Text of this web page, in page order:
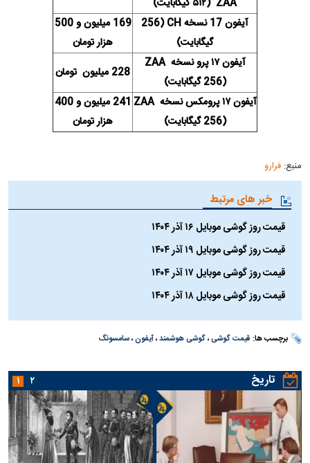
آیفون 17 نسخه CH (256
گیگابایت)
169 میلیون و 500
هزار تومان
آیفون ۱۷ پرو نسخه ZAA
(256 گیگابایت)
228 میلیون تومان
آیفون ۱۷ پرومکس نسخه ZAA
(256 گیگابایت)
241 میلیون و 400
هزار تومان
منبع:فرارو
خبر های مرتبط
قیمت روز گوشی موبایل ۱۶ آذر ۱۴۰۴
قیمت روز گوشی موبایل ۱۹ آذر ۱۴۰۴
قیمت روز گوشی موبایل ۱۷ آذر ۱۴۰۴
قیمت روز گوشی موبایل ۱۸ آذر ۱۴۰۴
برچسب ها: قیمت گوشی،گوشی هوشمند،آیفون،سامسونگ
تاریخ ۱ ۲